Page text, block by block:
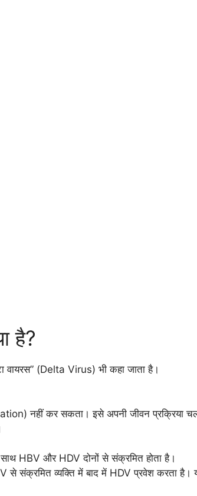
है?
(Delta Virus) भी कहा जाता है।
नहीं कर सकता। इसे अपनी जीवन प्रक्रिया
HBV और HDV दोनों से संक्रमित होता है।
से संक्रमित व्यक्ति में बाद में HDV प्रवेश करता है।